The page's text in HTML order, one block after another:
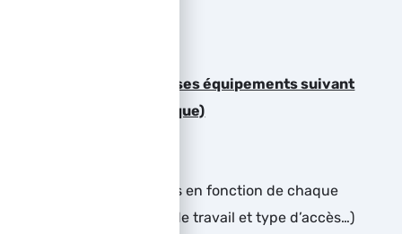
Faire le bon choix dans ses équipements suivant
chaque situation (pratique)
Analyser les risques en fonction de chaque
situation (hauteur de travail et type d’accès…)